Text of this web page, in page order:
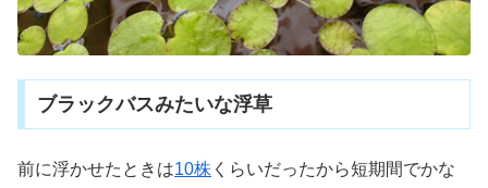
ブラックバスみたいな浮草
前に浮かせたときは10株 くらいだったから短期間でかな